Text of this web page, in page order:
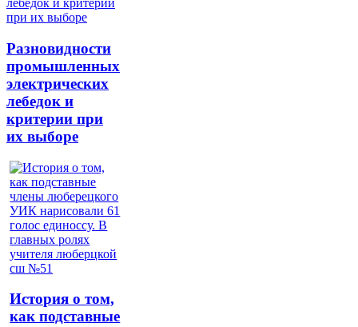
Разновидности
промышленных
электрических
лебедок и
критерии при
их выборе
История о том,
как подставные